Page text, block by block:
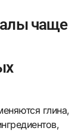
чаще
глина,